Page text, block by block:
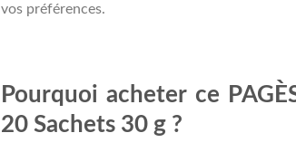
vos préférences.
Pourquoi acheter ce
20 Sachets 30 g ?